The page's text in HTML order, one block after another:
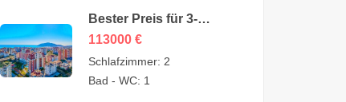
Bester Preis für 3-
Zimmer-Wohnung zum
Verkauf in Cikcilli Alanya
113.000 Euro
113000 €
Schlafzimmer: 2
Bad - WC: 1